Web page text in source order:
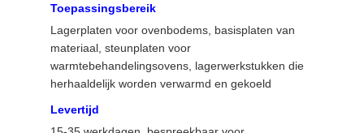
Toepassingsbereik
Lagerplaten voor ovenbodems, basisplaten van
materiaal, steunplaten voor
warmtebehandelingsovens, lagerwerkstukken die
herhaaldelijk worden verwarmd en gekoeld
Levertijd